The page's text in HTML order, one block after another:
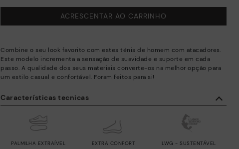
Características tecnicas
PALMILHA EXTRAÍVEL EXTRA CONFORT LWG - SUSTENTÁVEL
ACRESCENTAR AO CARRINHO
Combine o seu look favorito com estes ténis de homem com atacadores.
Este modelo incrementa a sensação de suavidade e suporte em cada
passo. A qualidade dos seus materiais converte-os na melhor opção para
um estilo casual e confortável. Foram feitos para si!